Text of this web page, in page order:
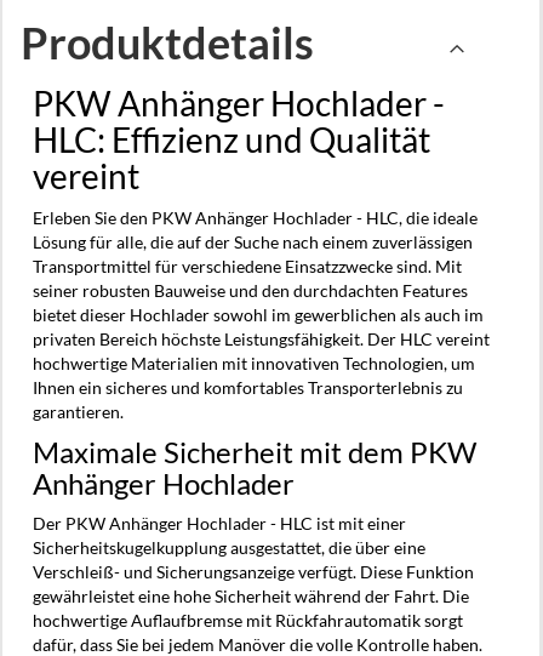
Produktdetails
PKW Anhänger Hochlader -
HLC: Effizienz und Qualität
vereint
Erleben Sie den PKW Anhänger Hochlader - HLC, die ideale
Lösung für alle, die auf der Suche nach einem zuverlässigen
Transportmittel für verschiedene Einsatzzwecke sind. Mit
seiner robusten Bauweise und den durchdachten Features
bietet dieser Hochlader sowohl im gewerblichen als auch im
privaten Bereich höchste Leistungsfähigkeit. Der HLC vereint
hochwertige Materialien mit innovativen Technologien, um
Ihnen ein sicheres und komfortables Transporterlebnis zu
garantieren.
Maximale Sicherheit mit dem PKW
Anhänger Hochlader
Der PKW Anhänger Hochlader - HLC ist mit einer
Sicherheitskugelkupplung ausgestattet, die über eine
Verschleiß- und Sicherungsanzeige verfügt. Diese Funktion
gewährleistet eine hohe Sicherheit während der Fahrt. Die
hochwertige Auflaufbremse mit Rückfahrautomatik sorgt
dafür, dass Sie bei jedem Manöver die volle Kontrolle haben.